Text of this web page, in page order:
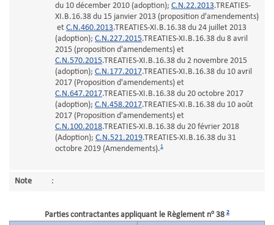
du 10 décember 2010 (adoption); C.N.22.2013.TREATIES-
XI.B.16.38 du 15 janvier 2013 (proposition d'amendements)
et C.N.460.2013.TREATIES-XI.B.16.38 du 24 juillet 2013
(adoption); C.N.227.2015.TREATIES-XI.B.16.38 du 8 avril
2015 (proposition d'amendements) et
C.N.570.2015.TREATIES-XI.B.16.38 du 2 novembre 2015
(adoption); C.N.177.2017.TREATIES-XI.B.16.38 du 10 avril
2017 (Proposition d'amendements) et
C.N.647.2017.TREATIES-XI.B.16.38 du 20 octobre 2017
(adoption); C.N.458.2017.TREATIES-XI.B.16.38 du 10 août
2017 (Proposition d'amendements) et
C.N.100.2018.TREATIES-XI.B.16.38 du 20 février 2018
(Adoption); C.N.521.2019.TREATIES-XI.B.16.38 du 31
octobre 2019 (Amendements).1
Note :
Parties contractantes appliquant le Règlement no38 2